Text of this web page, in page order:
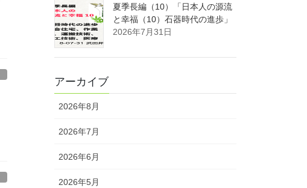
夏季長編（10）「日本人の源流
と幸福（10）石器時代の進歩」
2026年7月31日
アーカイブ
2026年8月
2026年7月
2026年6月
2026年5月